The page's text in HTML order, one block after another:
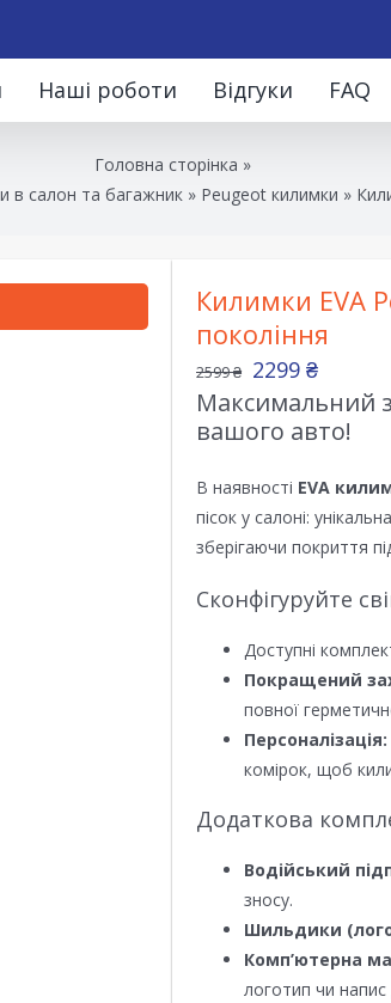
Наші роботи Відгуки FAQ
Головна сторінка »
в салон та багажник » Peugeot килимки »
Килимки EVA
покоління
2599₴ 2299 ₴
Максимальний
вашого авто!
В наявності EVA
пісок у салоні:
зберігаючи покриття
Сконфігуруйте
Доступні
Покращений
повної
Персоналізація:
комірок, щоб
Додаткова
Водійський
зносу.
Шильдики
Комп’ютерна
логотип чи напис